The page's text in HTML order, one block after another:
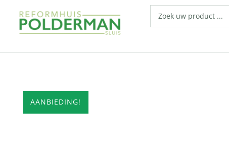
AANBIEDING!